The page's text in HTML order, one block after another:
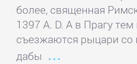
более, священная
1397 A. D. А в Прагу
съезжаются рыцари со
дабы
Литература
20
века